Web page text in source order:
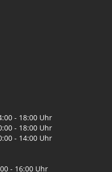
- 18:00 Uhr
- 18:00 Uhr
- 14:00 Uhr
- 16:00 Uhr